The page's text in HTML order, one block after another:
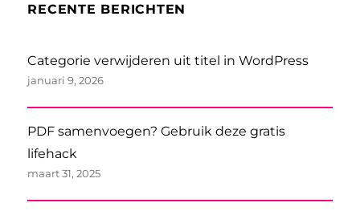
RECENTE BERICHTEN
Categorie verwijderen uit titel in WordPress
januari 9, 2026
PDF samenvoegen? Gebruik deze gratis
lifehack
maart 31, 2025